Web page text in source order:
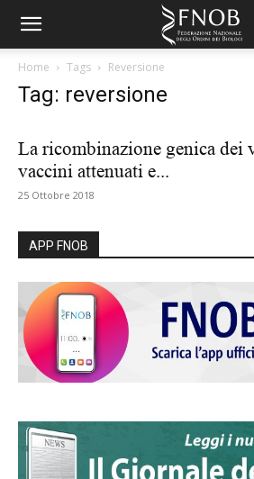
Home Tags Reversione
Tag: reversione
La ricombinazione genica dei
vaccini attenuati e...
25 Ottobre 2018
APP FNOB